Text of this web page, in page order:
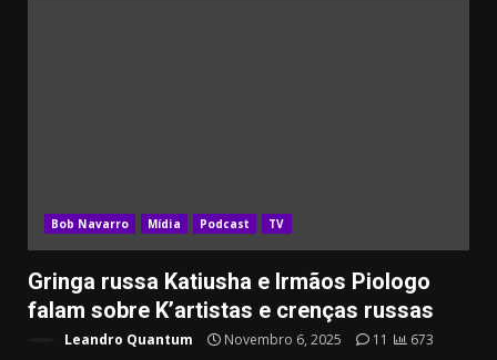
Bob Navarro Mídia Podcast TV
Gringa russa Katiusha e Irmãos Piologo
falam sobre K’artistas e crenças russas
Leandro Quantum Novembro 6, 2025 11 673